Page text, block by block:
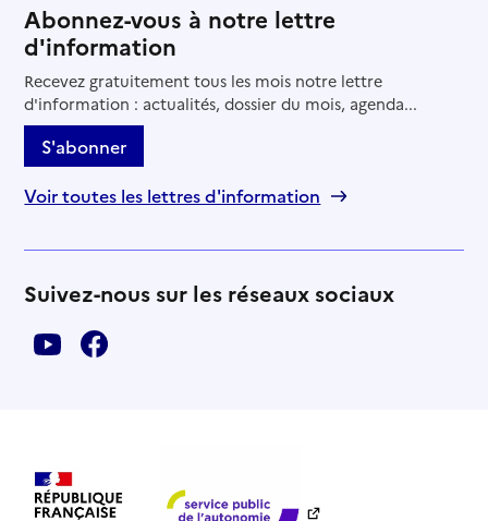
Abonnez-vous à notre lettre
d'information
Recevez gratuitement tous les mois notre lettre
d'information : actualités, dossier du mois, agenda...
S'abonner
Voir toutes les lettres d'information
Suivez-nous sur les réseaux sociaux